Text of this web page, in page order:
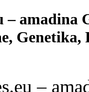
– amadina
Genetika,